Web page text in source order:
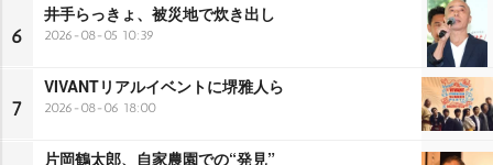
6
井手らっきょ、被災地で炊き出し
2026-08-05 10:39
7
VIVANTリアルイベントに堺雅人ら
2026-08-06 18:00
片岡鶴太郎、自家農園での“発見”